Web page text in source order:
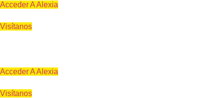
Acceder A Alexia
Visítanos
Acceder A Alexia
Visítanos